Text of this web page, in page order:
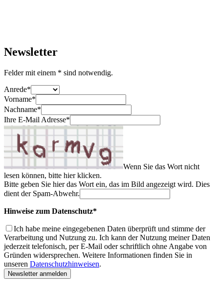
Newsletter
Felder mit einem * sind notwendig.
Anrede*
Vorname*
Nachname*
Ihre E-Mail Adresse*
Wenn Sie das Wort nicht
lesen können, bitte hier klicken.
Bitte geben Sie hier das Wort ein, das im Bild angezeigt wird. Dies
dient der Spam-Abwehr.
Hinweise zum Datenschutz*
Ich habe meine eingegebenen Daten überprüft und stimme der
Verarbeitung und Nutzung zu. Ich kann der Nutzung meiner Daten
jederzeit telefonisch, per E-Mail oder schriftlich ohne Angabe von
Gründen widersprechen. Weitere Informationen finden Sie in
unseren Datenschutzhinweisen.
Newsletter anmelden